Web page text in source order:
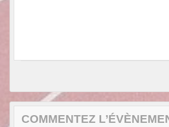
COMMENTEZ